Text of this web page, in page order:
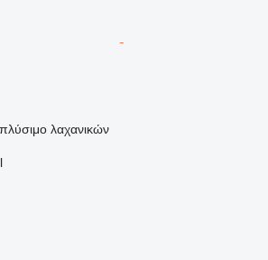
λαχανικών